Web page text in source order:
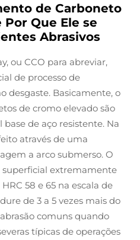
de Carboneto
Por Que Ele se
Abrasivos
ou CCO para abreviar,
de processo de
desgaste. Basicamente, o
de cromo elevado são
de aço resistente. Na
através de uma
a arco submerso. O
extremamente
58 e 65 na escala de
de 3 a 5 vezes mais do
comuns quando
típicas de operações